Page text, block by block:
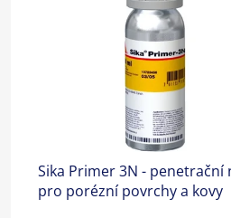
Sika Primer 3N - penetrační
pro porézní povrchy a kovy